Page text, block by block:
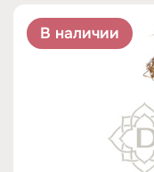
В наличии